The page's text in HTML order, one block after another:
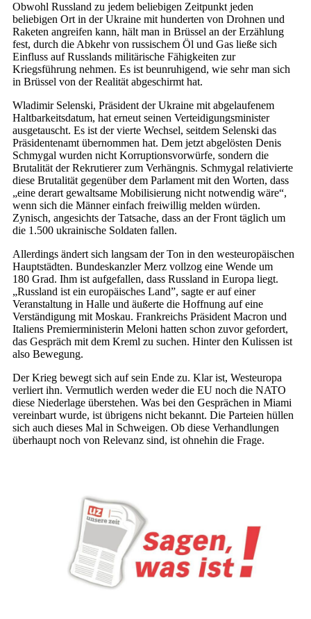
Obwohl Russland zu jedem beliebigen Zeitpunkt jeden
beliebigen Ort in der Ukraine mit hunderten von Drohnen und
Raketen angreifen kann, hält man in Brüssel an der Erzählung
fest, durch die Abkehr von russischem Öl und Gas ließe sich
Einfluss auf Russlands militärische Fähigkeiten zur
Kriegsführung nehmen. Es ist beunruhigend, wie sehr man sich
in Brüssel von der Realität abgeschirmt hat.
Wladimir Selenski, Präsident der Ukraine mit abgelaufenem
Haltbarkeitsdatum, hat erneut seinen Verteidigungsminister
ausgetauscht. Es ist der vierte Wechsel, seitdem Selenski das
Präsidentenamt übernommen hat. Dem jetzt abgelösten Denis
Schmygal wurden nicht Korruptionsvorwürfe, sondern die
Brutalität der Rekrutierer zum Verhängnis. Schmygal relativierte
diese Brutalität gegenüber dem Parlament mit den Worten, dass
„eine derart gewaltsame Mobilisierung nicht notwendig wäre“,
wenn sich die Männer einfach freiwillig melden würden.
Zynisch, angesichts der Tatsache, dass an der Front täglich um
die 1.500 ukrainische Soldaten fallen.
Allerdings ändert sich langsam der Ton in den westeuropäischen
Hauptstädten. Bundeskanzler Merz vollzog eine Wende um
180 Grad. Ihm ist aufgefallen, dass Russland in Europa liegt.
„Russland ist ein europäisches Land”, sagte er auf einer
Veranstaltung in Halle und äußerte die Hoffnung auf eine
Verständigung mit Moskau. Frankreichs Präsident Macron und
Italiens Premierministerin Meloni hatten schon zuvor gefordert,
das Gespräch mit dem Kreml zu suchen. Hinter den Kulissen ist
also Bewegung.
Der Krieg bewegt sich auf sein Ende zu. Klar ist, Westeuropa
verliert ihn. Vermutlich werden weder die EU noch die NATO
diese Niederlage überstehen. Was bei den Gesprächen in Miami
vereinbart wurde, ist übrigens nicht bekannt. Die Parteien hüllen
sich auch dieses Mal in Schweigen. Ob diese Verhandlungen
überhaupt noch von Relevanz sind, ist ohnehin die Frage.